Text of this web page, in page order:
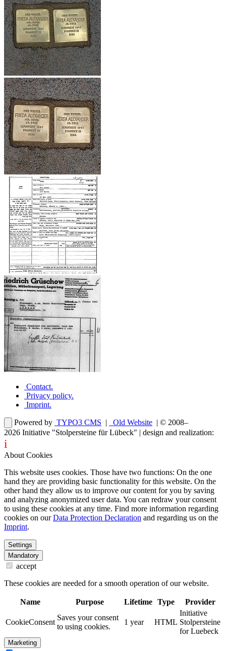
Contact.
Privacy policy.
Imprint.
Powered by TYPO3 CMS | Old Website | © 2008–
2026 Initiative "Stolpersteine für Lübeck" | design and realization:
i
About Cookies
This website uses cookies. Those have two functions: On the one
hand they are providing basic functionality for this website. On the
other hand they allow us to improve our content for you by saving
and analyzing anonymized user data. You can redraw your consent
to using these cookies at any time. Find more information regarding
cookies on ourData Protection Declaration and regarding us on the
Imprint.
Settings
Mandatory
accept
These cookies are needed for a smooth operation of our website.
Name Purpose Lifetime Type Provider
CookieConsent
Saves your consent
to using cookies.
1 year HTML
Initiative
Stolpersteine
for Luebeck
Marketing